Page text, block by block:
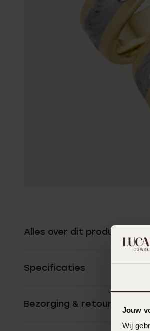
Jouw
Wij
Alles over dit product
Specificaties
Bezorging & retourneren